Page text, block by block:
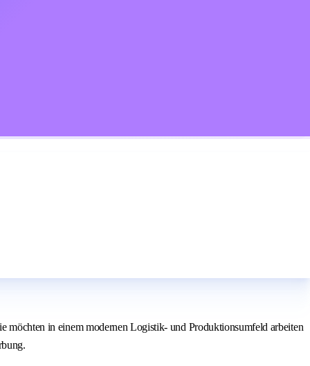
möchten in einem modernen Logistik- und Produktionsumfeld arbeiten